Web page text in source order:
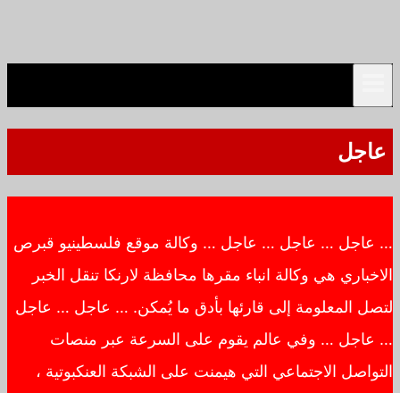
عاجل
… عاجل … عاجل … عاجل … وكالة موقع فلسطينيو قبرص
الاخباري هي وكالة انباء مقرها محافظة لارنكا تنقل الخبر
لتصل المعلومة إلى قارئها بأدق ما يُمكن. … عاجل … عاجل
… عاجل … وفي عالم يقوم على السرعة عبر منصات
التواصل الاجتماعي التي هيمنت على الشبكة العنكبوتية ،